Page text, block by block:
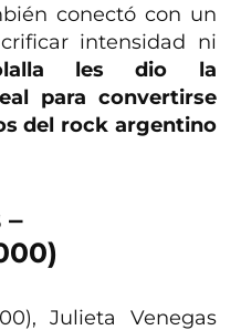
conectó con un
intensidad ni
les dio la
para convertirse
del rock argentino
Julieta Venegas